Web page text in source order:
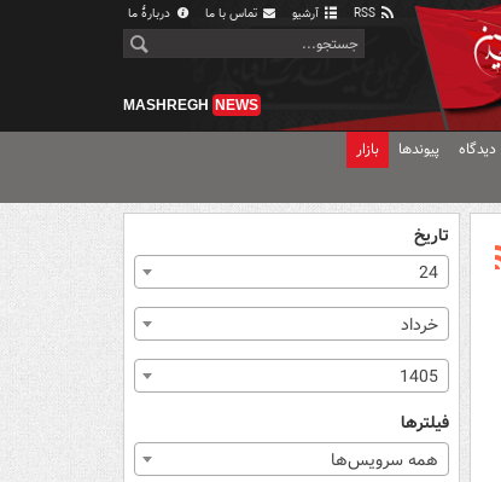
آرشیو تماس با ما دربارهٔ ما
MASHREGH NEWS
دیدگاه پیوندها بازار
تاریخ
24
خرداد
1405
فیلترها
همه سرویس‌ها